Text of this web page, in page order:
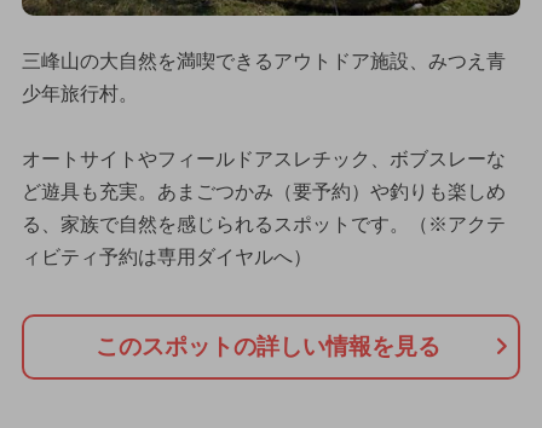
三峰山の大自然を満喫できるアウトドア施設、みつえ青
少年旅行村。
オートサイトやフィールドアスレチック、ボブスレーな
ど遊具も充実。あまごつかみ（要予約）や釣りも楽しめ
る、家族で自然を感じられるスポットです。（※アクテ
ィビティ予約は専用ダイヤルへ）
このスポットの詳しい情報を見る